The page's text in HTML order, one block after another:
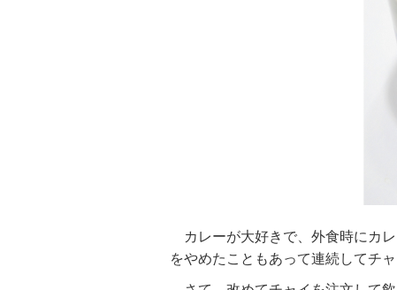
カレーが大好きで、外食時にカ
をやめたこともあって連続してチャ